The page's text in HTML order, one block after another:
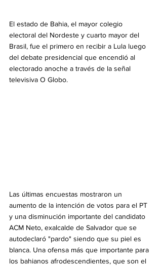
El estado de Bahia, el mayor colegio
electoral del Nordeste y cuarto mayor del
Brasil, fue el primero en recibir a Lula luego
del debate presidencial que encendió al
electorado anoche a través de la señal
televisiva O Globo.
Las últimas encuestas mostraron un
aumento de la intención de votos para el PT
y una disminución importante del candidato
ACM Neto, exalcalde de Salvador que se
autodeclaró "pardo" siendo que su piel es
blanca. Una ofensa más que importante para
los bahianos afrodescendientes, que son el